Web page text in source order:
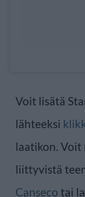
Voit lisätä
lähteeksi
laatikon. Voit
liittyvistä
Canseco tai